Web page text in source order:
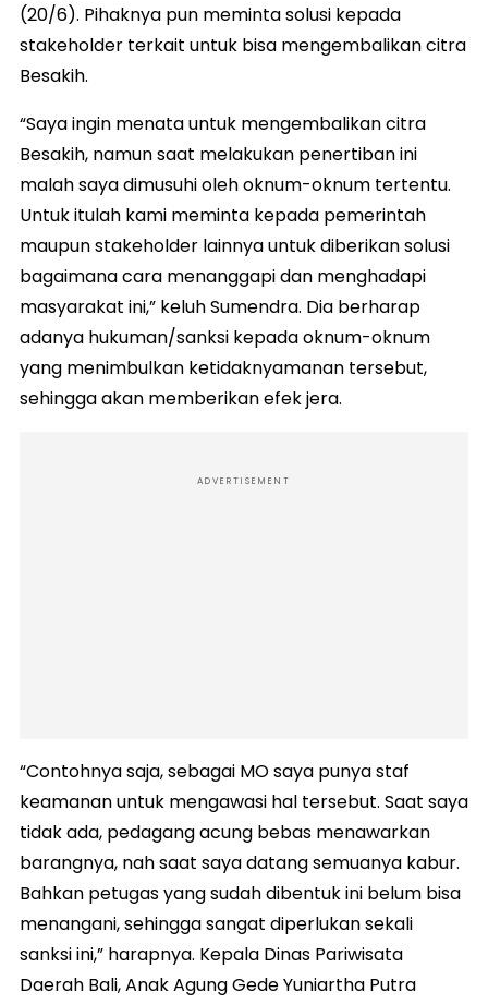
(20/6). Pihaknya pun meminta solusi kepada
stakeholder terkait untuk bisa mengembalikan citra
Besakih.
“Saya ingin menata untuk mengembalikan citra
Besakih, namun saat melakukan penertiban ini
malah saya dimusuhi oleh oknum-oknum tertentu.
Untuk itulah kami meminta kepada pemerintah
maupun stakeholder lainnya untuk diberikan solusi
bagaimana cara menanggapi dan menghadapi
masyarakat ini,” keluh Sumendra. Dia berharap
adanya hukuman/sanksi kepada oknum-oknum
yang menimbulkan ketidaknyamanan tersebut,
sehingga akan memberikan efek jera.
ADVERTISEMENT
“Contohnya saja, sebagai MO saya punya staf
keamanan untuk mengawasi hal tersebut. Saat saya
tidak ada, pedagang acung bebas menawarkan
barangnya, nah saat saya datang semuanya kabur.
Bahkan petugas yang sudah dibentuk ini belum bisa
menangani, sehingga sangat diperlukan sekali
sanksi ini,” harapnya. Kepala Dinas Pariwisata
Daerah Bali, Anak Agung Gede Yuniartha Putra